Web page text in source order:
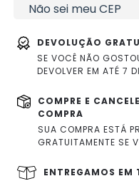
Não sei meu CEP
DEVOLUÇÃO
SE VOCÊ NÃO
DEVOLVER EM ATÉ 7
COMPRE E
COMPRA
SUA COMPRA ESTÁ
GRATUITAMENTE SE
ENTREGAMOS EM